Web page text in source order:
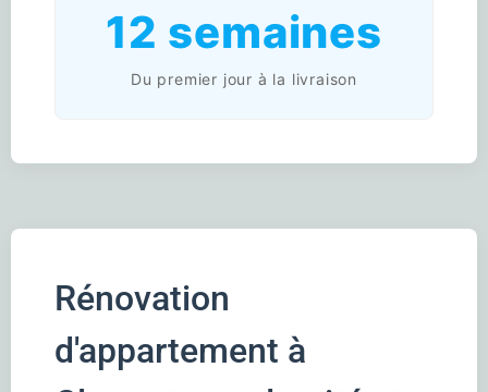
12 semaines
Du premier jour à la livraison
Rénovation
d'appartement à